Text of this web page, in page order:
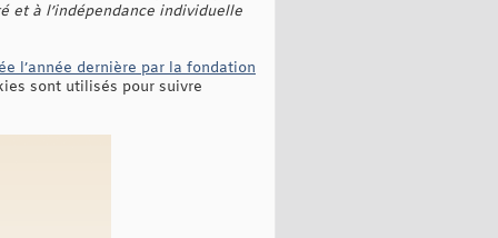
et à l’indépendance individuelle
l’année dernière par la fondation
sont utilisés pour suivre